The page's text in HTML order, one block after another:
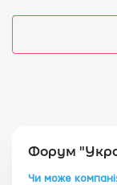
Форум
Чи може